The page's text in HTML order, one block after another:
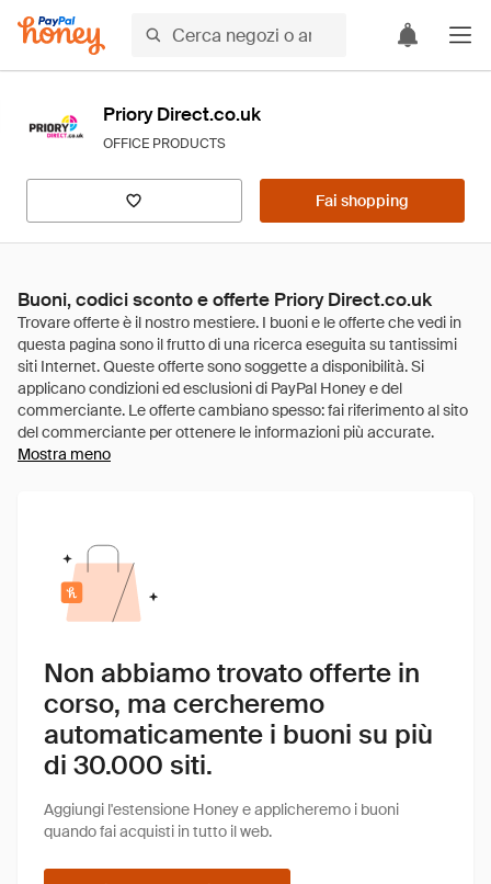
Priory Direct.co.uk
OFFICE PRODUCTS
Fai shopping
Buoni, codici sconto e offerte Priory Direct.co.uk
Mostra meno
Non abbiamo trovato offerte in
corso, ma cercheremo
automaticamente i buoni su più
di 30.000 siti.
Aggiungi l'estensione Honey e applicheremo i buoni
quando fai acquisti in tutto il web.